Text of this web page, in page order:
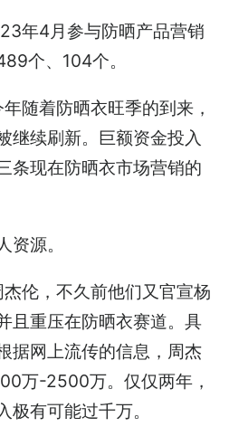
年4月参与防晒产品营销
个、104个。
随着防晒衣旺季的到来，
继续刷新。巨额资金投入
条现在防晒衣市场营销的
源。
伦，不久前他们又官宣杨
且重压在防晒衣赛道。具
据网上流传的信息，周杰
万-2500万。仅仅两年，
有可能过千万。